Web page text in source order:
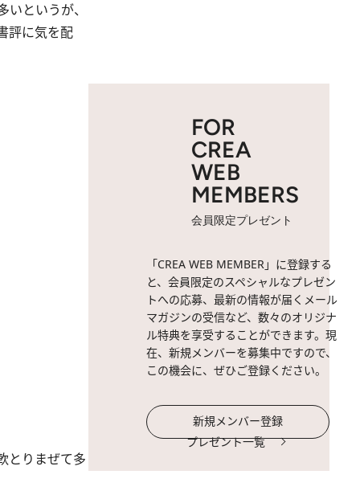
というが、
評に気を配
とりまぜて多
FOR
CREA
WEB
MEMBERS
会員限定プレゼント
「CREA WEB MEMBER」に登録する
と、会員限定のスペシャルなプレゼン
トへの応募、最新の情報が届くメール
マガジンの受信など、数々のオリジナ
ル特典を享受することができます。現
在、新規メンバーを募集中ですので、
この機会に、ぜひご登録ください。
新規メンバー登録
プレゼント一覧